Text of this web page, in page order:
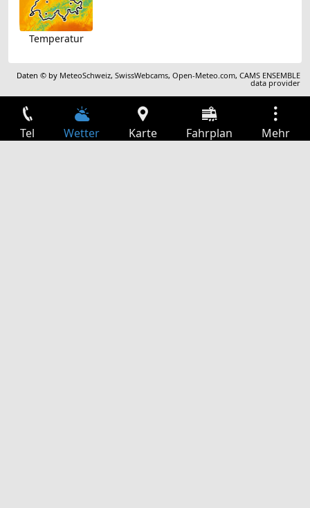
Temperatur
Daten © by MeteoSchweiz,SwissWebcams,Open-Meteo.com,CAMS ENSEMBLE
data provider
Tel Wetter Karte Fahrplan Mehr